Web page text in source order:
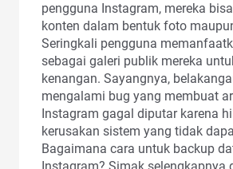
pengguna Instagram, mereka
konten dalam bentuk foto
Seringkali pengguna
sebagai galeri publik mereka
kenangan. Sayangnya,
mengalami bug yang membuat
Instagram gagal diputar karena
kerusakan sistem yang tidak
Bagaimana cara untuk backup